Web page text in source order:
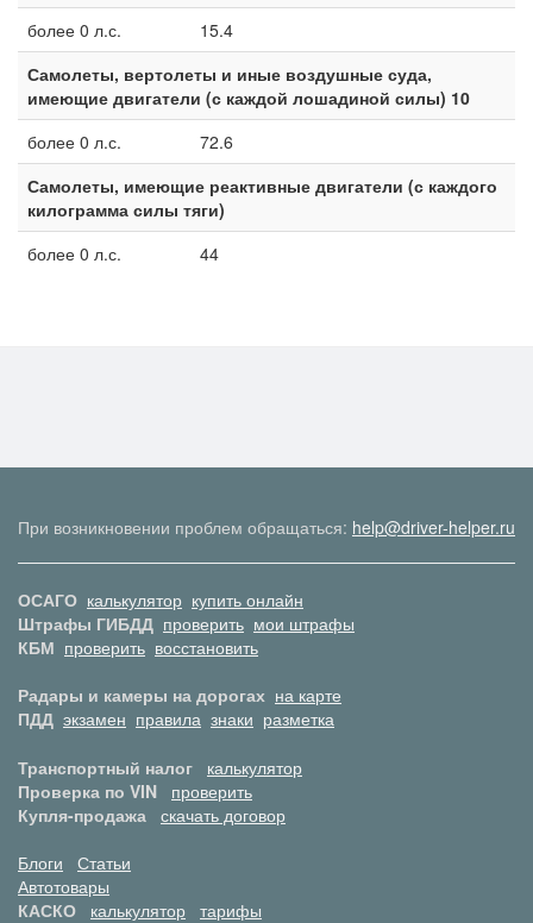
более 0 л.с.
15.4
Самолеты, вертолеты и иные воздушные суда,
имеющие двигатели (с каждой лошадиной силы) 10
более 0 л.с.
72.6
Самолеты, имеющие реактивные двигатели (с каждого
килограмма силы тяги)
более 0 л.с.
44
При возникновении проблем обращаться: help@driver-helper.ru
ОСАГО калькулятор купить онлайн
Штрафы ГИБДД проверить мои штрафы
КБМ проверить восстановить
Радары и камеры на дорогах на карте
ПДД экзамен правила знаки разметка
Транспортный налог
калькулятор
Проверка по VIN
проверить
Купля-продажа скачать договор
Блоги
Статьи
Автотовары
КАСКО
калькулятор тарифы